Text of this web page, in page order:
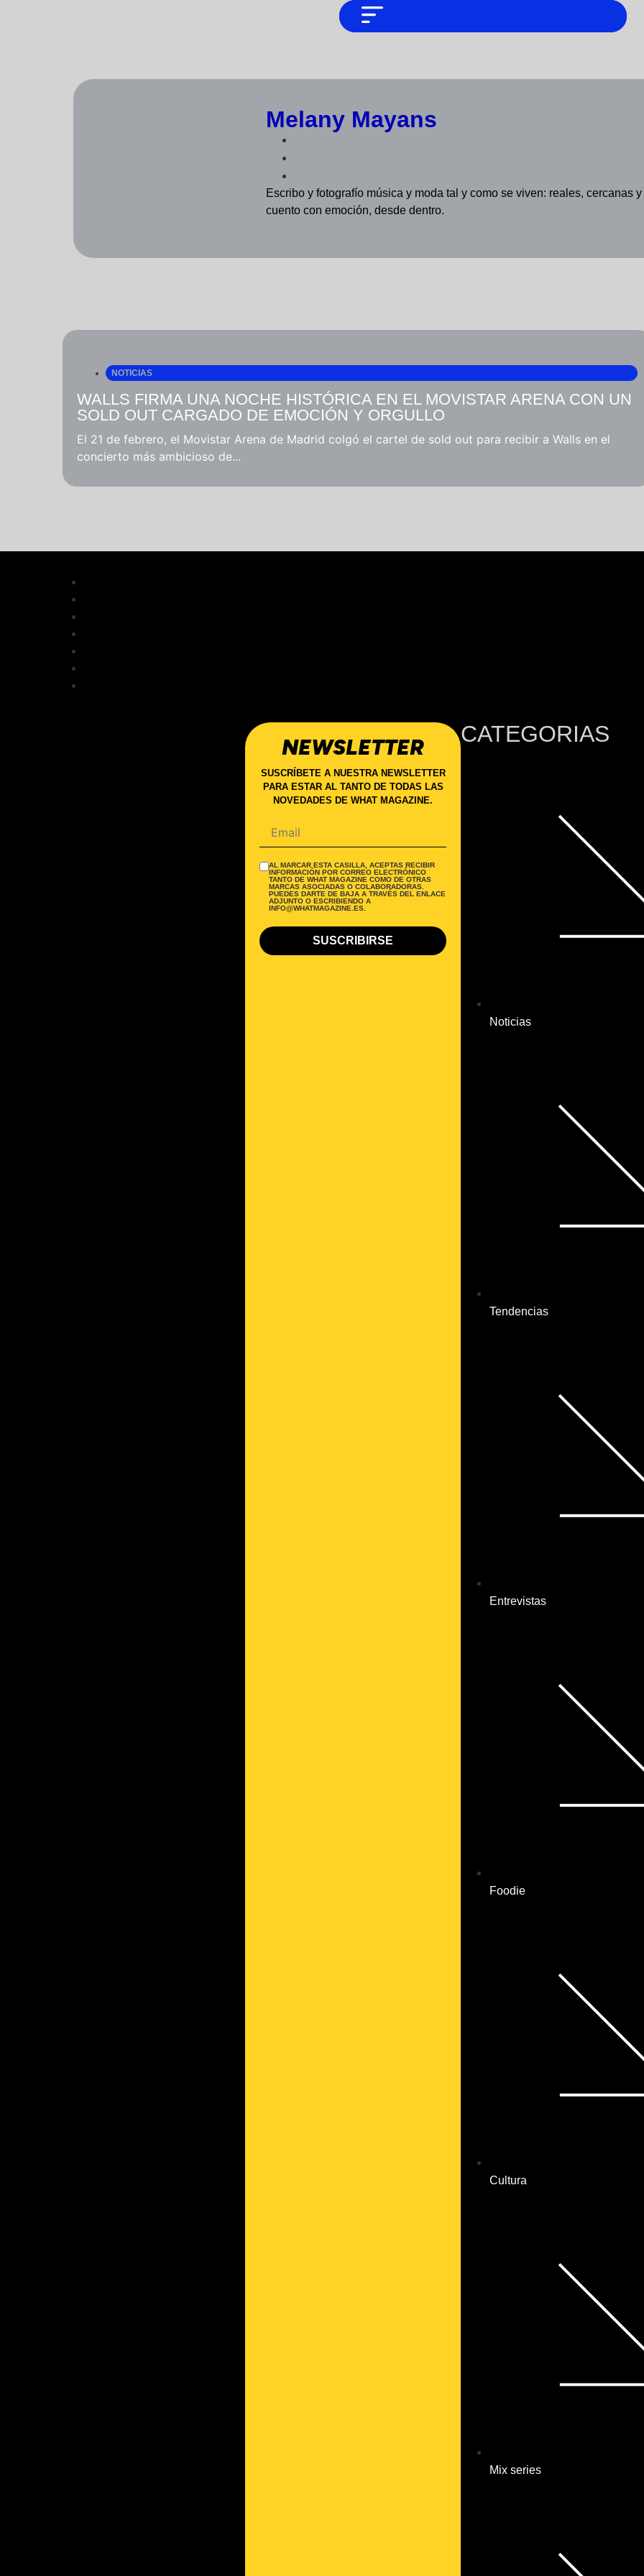
Tendencias
Mix series
Barras Del Mes
Melany Mayans
Escribo y fotografío música y moda tal y como se viven: reales, cercanas
cuento con emoción, desde dentro.
NOTICIAS
WALLS FIRMA UNA NOCHE HISTÓRICA EN EL MOVISTAR ARENA CON UN
SOLD OUT CARGADO DE EMOCIÓN Y ORGULLO
El 21 de febrero, el Movistar Arena de Madrid colgó el cartel de sold out para recibir a Walls en el
concierto más ambicioso de...
NEWSLETTER
SUSCRÍBETE A NUESTRA NEWSLETTER
PARA ESTAR AL TANTO DE TODAS LAS
NOVEDADES DE WHAT MAGAZINE.
AL MARCAR ESTA CASILLA, ACEPTAS RECIBIR
INFORMACIÓN POR CORREO ELECTRÓNICO
TANTO DE WHAT MAGAZINE COMO DE OTRAS
MARCAS ASOCIADAS O COLABORADORAS.
PUEDES DARTE DE BAJA A TRAVÉS DEL ENLACE
ADJUNTO O ESCRIBIENDO A
INFO@WHATMAGAZINE.ES.
CATEGORIAS
Noticias
Tendencias
Entrevistas
Foodie
Cultura
Mix series